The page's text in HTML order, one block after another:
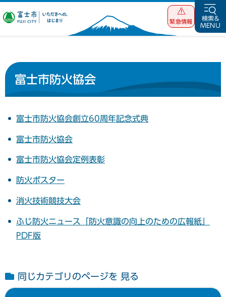
富士市 いただ
緊急情報
検索&
MENU
富士市防火協会
富士市防火協会創立60周年記念式典
富士市防火協会
富士市防火協会定例表彰
防火ポスター
消火技術競技大会
ふじ防火ニュース「防火意識の向上のための広報紙」
PDF版
同じカテゴリのページを 見る